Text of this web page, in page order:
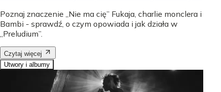
Poznaj znaczenie „Nie ma cię” Fukaja, charlie monclera i
Bambi - sprawdź, o czym opowiada i jak działa w
„Preludium”.
Czytaj więcej
Utwory i albumy